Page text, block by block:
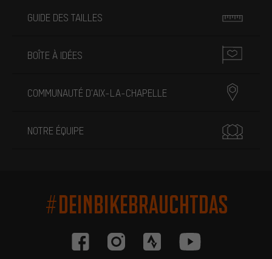
GUIDE DES TAILLES
BOÎTE À IDÉES
COMMUNAUTÉ D'AIX-LA-CHAPELLE
NOTRE ÉQUIPE
#DEINBIKEBRAUCHTDAS